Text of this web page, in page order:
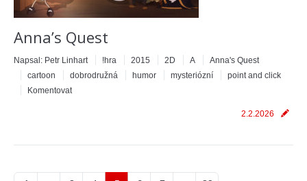
Anna’s Quest
Napsal: Petr Linhart !hra 2015 2D A
Anna's Quest
cartoon
dobrodružná humor mysteriózní
point and click
Komentovat
2.2.2026